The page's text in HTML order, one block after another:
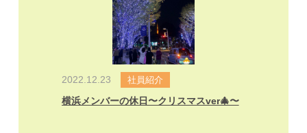
2022.12.23 社員紹介
横浜メンバーの休日〜クリスマスver🎄〜